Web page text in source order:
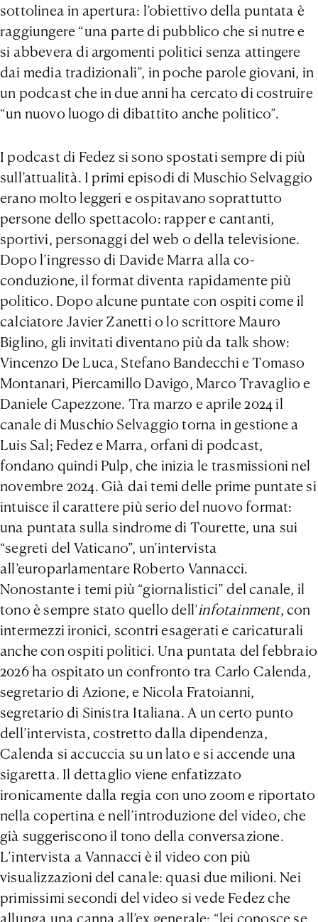
sottolinea in apertura: l’obiettivo della puntata è
raggiungere “una parte di pubblico che si nutre e
si abbevera di argomenti politici senza attingere
dai media tradizionali”, in poche parole giovani, in
un podcast che in due anni ha cercato di costruire
“un nuovo luogo di dibattito anche politico”.
I podcast di Fedez si sono spostati sempre di più
sull’attualità. I primi episodi di Muschio Selvaggio
erano molto leggeri e ospitavano soprattutto
persone dello spettacolo: rapper e cantanti,
sportivi, personaggi del web o della televisione.
Dopo l’ingresso di Davide Marra alla co-
conduzione, il format diventa rapidamente più
politico. Dopo alcune puntate con ospiti come il
calciatore Javier Zanetti o lo scrittore Mauro
Biglino, gli invitati diventano più da talk show:
Vincenzo De Luca, Stefano Bandecchi e Tomaso
Montanari, Piercamillo Davigo, Marco Travaglio e
Daniele Capezzone. Tra marzo e aprile 2024 il
canale di Muschio Selvaggio torna in gestione a
Luis Sal; Fedez e Marra, orfani di podcast,
fondano quindi Pulp, che inizia le trasmissioni nel
novembre 2024. Già dai temi delle prime puntate si
intuisce il carattere più serio del nuovo format:
una puntata sulla sindrome di Tourette, una sui
“segreti del Vaticano”, un’intervista
all’europarlamentare Roberto Vannacci.
Nonostante i temi più “giornalistici” del canale, il
tono è sempre stato quello dell’infotainment, con
intermezzi ironici, scontri esagerati e caricaturali
anche con ospiti politici. Una puntata del febbraio
2026 ha ospitato un confronto tra Carlo Calenda,
segretario di Azione, e Nicola Fratoianni,
segretario di Sinistra Italiana. A un certo punto
dell’intervista, costretto dalla dipendenza,
Calenda si accuccia su un lato e si accende una
sigaretta. Il dettaglio viene enfatizzato
ironicamente dalla regia con uno zoom e riportato
nella copertina e nell’introduzione del video, che
già suggeriscono il tono della conversazione.
L’intervista a Vannacci è il video con più
visualizzazioni del canale: quasi due milioni. Nei
primissimi secondi del video si vede Fedez che